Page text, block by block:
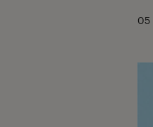
05